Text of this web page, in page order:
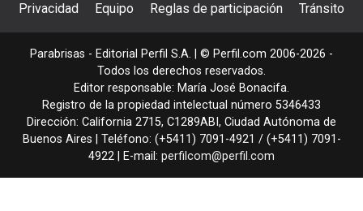
Privacidad Equipo Reglas de participación Tránsito
Parabrisas - Editorial Perfil S.A. | © Perfil.com 2006-2026 -
Todos los derechos reservados.
Editor responsable: María José Bonacifa.
Registro de la propiedad intelectual número 5346433
Dirección: California 2715, C1289ABI , Ciudad Autónoma de
Buenos Aires | Teléfono: (+5411) 7091-4921 / (+5411) 7091-
4922 | E-mail: perfilcom@perfil.com